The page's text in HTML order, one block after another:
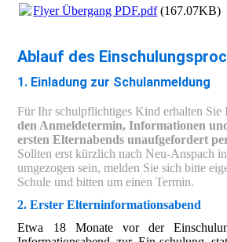
Flyer Übergang PDF.pdf(167.07KB)
Ablauf des
1. Einladung zur Schulanmeldung
Für Ihr schulpflichtiges Kind erhalten Sie
den Anmeldetermin, Informationen
ersten Elternabends unaufgefordert
Sollten erst kürzlich nach Neu-Anspach
umgezogen sein, melden Sie sich bitte
Schule und bitten um einen Termin.
2. Erster Elterninformationsabend
Etwa 18 Monate vor der